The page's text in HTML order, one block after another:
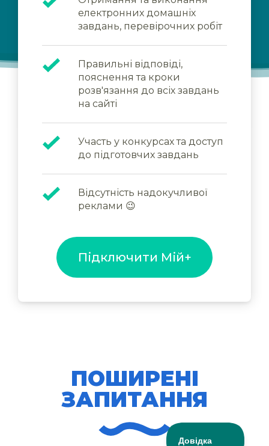
електронних домашніх
завдань, перевірочних робіт
Правильні відповіді,
пояснення та кроки
розв'язання до всіх завдань
на сайті
Участь у конкурсах та доступ
до підготовчих завдань
Відсутність надокучливої
реклами 😉
Підключити Мій+
ПОШИРЕНІ
ЗАПИТАННЯ